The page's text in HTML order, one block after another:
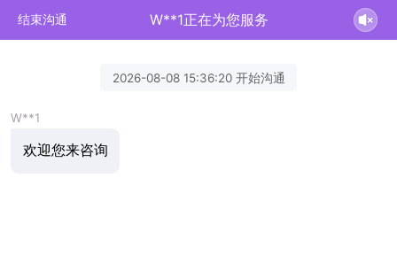
结束沟通 W**1正在为您服务
2026-08-08 15:36:20 开始沟通
W**1
欢迎您来咨询